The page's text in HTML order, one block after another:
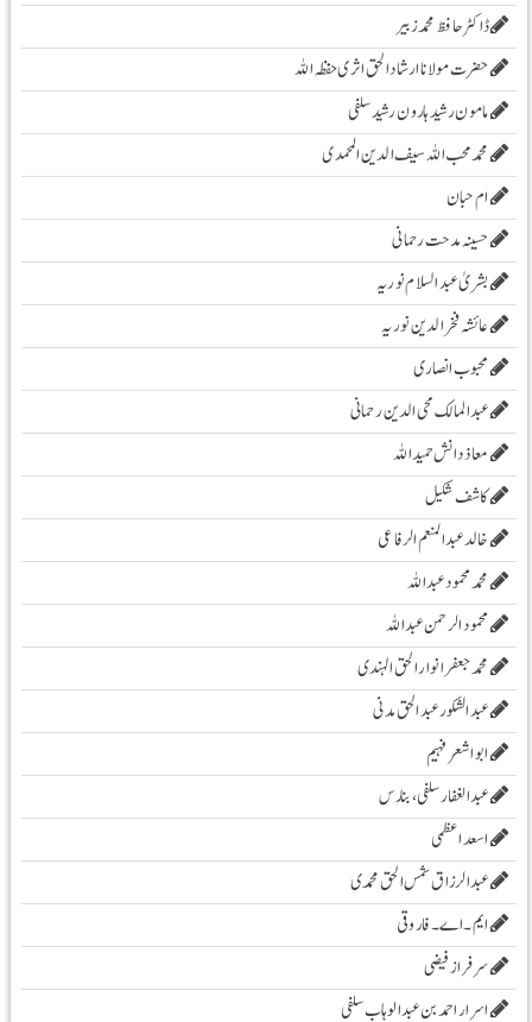
ڈاکٹر حافظ محمد زبیر
حضرت مولانا ارشادا لحق اثری حفظہ اللہ
مامون رشید ہارون رشید سلفی
محمد محب اللہ سیف الدین المحمدی
ام حبان
حسینہ مدحت رحمانی
بشریٰ عبد السلام نوریہ
عائشہ فخرالدین نوریہ
محبوب انصاری
عبدالمالک محی الدین رحمانی
معاذ دانش حمید اللہ
کاشف شکیل
خالد عبدالمنعم الرفاعی
محمد محمود عبداللہ
محمود الرحمن عبد اللہ
محمد جعفر انوار الحق الہندی
عبد الشکور عبد الحق مدنی
ابو اشعر فہیم
عبدالغفار سلفی، بنارس
اسعد اعظمی
عبدالرزاق شمس الحق محمدی
ایم۔ اے۔ فاروقی
سرفراز فیضی
اسرار احمد بن عبدالوہاب سلفی